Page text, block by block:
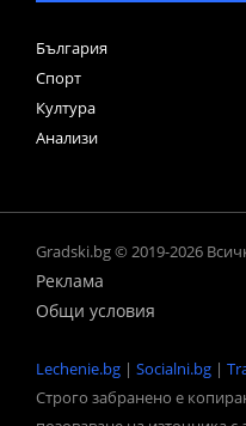
България
Спорт
Култура
Анализи
Gradski.bg © 2019-2026
Реклама
Общи условия
Lechenie.bg | Socialni.bg |
Строго забранено е